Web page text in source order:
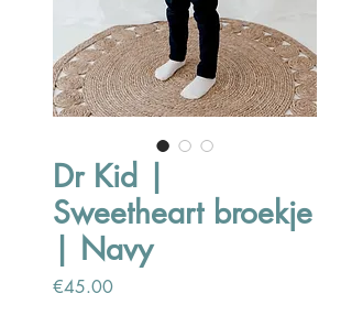
Dr Kid |
Sweetheart broekje
| Navy
€45.00Price